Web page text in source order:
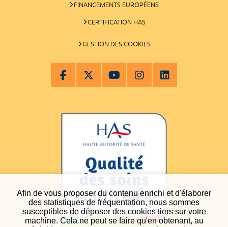
Afin de vous proposer du contenu enrichi et d'élaborer
des statistiques de fréquentation, nous sommes
susceptibles de déposer des cookies tiers sur votre
machine. Cela ne peut se faire qu'en obtenant, au
FINANCEMENTS EUROPÉENS
CERTIFICATION HAS
GESTION DES COOKIES